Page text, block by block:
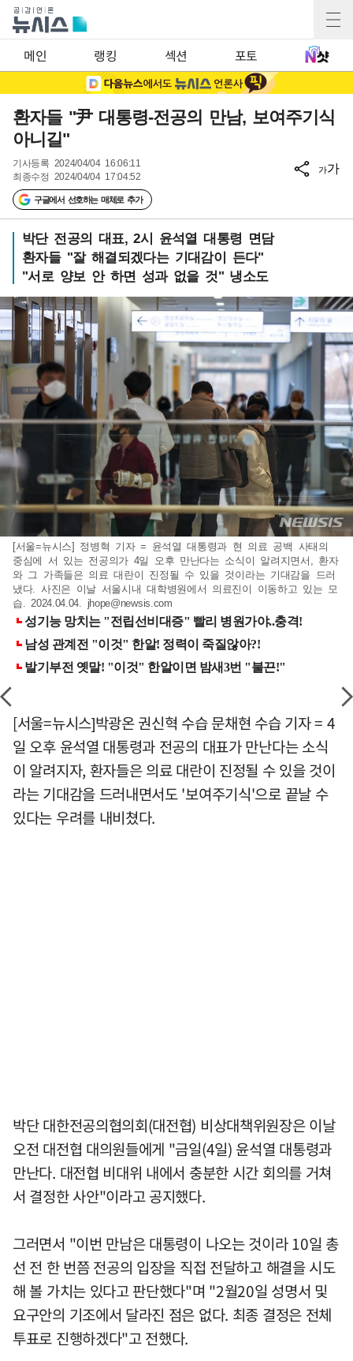
메인 랭킹 섹션 포토
환자들 "尹 대통령-전공의 만남, 보여주기식
아니길"
기사등록 2024/04/04 16:06:11
최종수정 2024/04/04 17:04:52
구글에서 선호하는 매체로 추가
가가
박단 전공의 대표, 2시 윤석열 대통령 면담
환자들 "잘 해결되겠다는 기대감이 든다"
"서로 양보 안 하면 성과 없을 것" 냉소도
[서울=뉴시스] 정병혁 기자 = 윤석열 대통령과 현 의료 공백 사태의
중심에 서 있는 전공의가 4일 오후 만난다는 소식이 알려지면서, 환자
와 그 가족들은 의료 대란이 진정될 수 있을 것이라는 기대감을 드러
냈다. 사진은 이날 서울시내 대학병원에서 의료진이 이동하고 있는 모
습. 2024.04.04. jhope@newsis.com
[서울=뉴시스]박광온 권신혁 수습 문채현 수습 기자 = 4
일 오후 윤석열 대통령과 전공의 대표가 만난다는 소식
이 알려지자, 환자들은 의료 대란이 진정될 수 있을 것이
라는 기대감을 드러내면서도 '보여주기식'으로 끝날 수
있다는 우려를 내비쳤다.
박단 대한전공의협의회(대전협) 비상대책위원장은 이날
오전 대전협 대의원들에게 "금일(4일) 윤석열 대통령과
만난다. 대전협 비대위 내에서 충분한 시간 회의를 거쳐
서 결정한 사안"이라고 공지했다.
그러면서 "이번 만남은 대통령이 나오는 것이라 10일 총
선 전 한 번쯤 전공의 입장을 직접 전달하고 해결을 시도
해 볼 가치는 있다고 판단했다"며 "2월20일 성명서 및
요구안의 기조에서 달라진 점은 없다. 최종 결정은 전체
투표로 진행하겠다"고 전했다.